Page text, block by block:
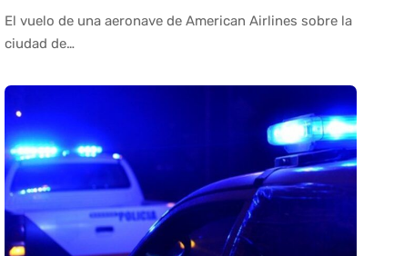
El vuelo de una aeronave de American Airlines sobre la
ciudad de…